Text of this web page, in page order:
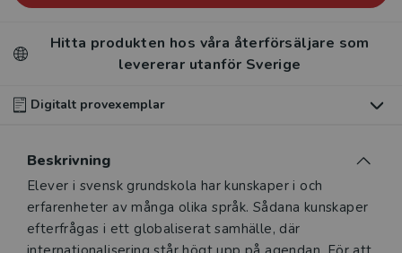
Hitta produkten hos våra återförsäljare som
levererar utanför Sverige
Digitalt provexemplar
digitalt provexemplar av den här produkten
Våra digitala provexemplar tillhandahålls via Studora.se
och ger dig tillgång till boken under 180 dagar. Observera
att erbjudandet endast gäller relevanta produkter för din
Beskrivning
Beskrivning
Elever i svensk grundskola har kunskaper i och
erfarenheter av många olika språk. Sådana kunskaper
efterfrågas i ett globaliserat samhälle, där